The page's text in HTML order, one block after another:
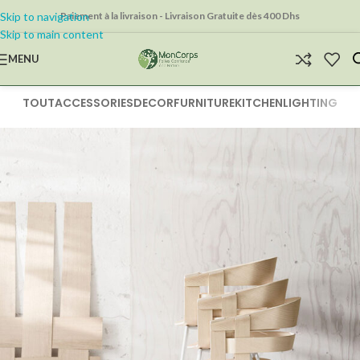
Skip to navigation
Skip to main content
Paiement à la livraison - Livraison Gratuite dès 400 Dhs
MENU
TOUTACCESSORIESDECORFURNITUREKITCHENLIGHTING